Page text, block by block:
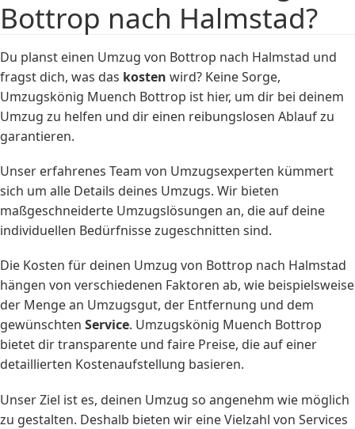
Bottrop nach Halmstad?
Du planst einen Umzug von Bottrop nach Halmstad und
fragst dich, was das kosten wird? Keine Sorge,
Umzugskönig Muench Bottrop ist hier, um dir bei deinem
Umzug zu helfen und dir einen reibungslosen Ablauf zu
garantieren.
Unser erfahrenes Team von Umzugsexperten kümmert
sich um alle Details deines Umzugs. Wir bieten
maßgeschneiderte Umzugslösungen an, die auf deine
individuellen Bedürfnisse zugeschnitten sind.
Die Kosten für deinen Umzug von Bottrop nach Halmstad
hängen von verschiedenen Faktoren ab, wie beispielsweise
der Menge an Umzugsgut, der Entfernung und dem
gewünschten Service. Umzugskönig Muench Bottrop
bietet dir transparente und faire Preise, die auf einer
detaillierten Kostenaufstellung basieren.
Unser Ziel ist es, deinen Umzug so angenehm wie möglich
zu gestalten. Deshalb bieten wir eine Vielzahl von Services